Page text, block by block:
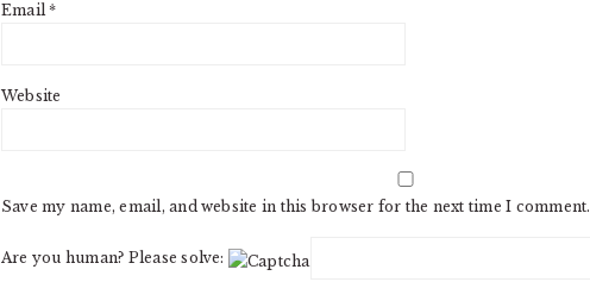
Email*
Website
Save my name, email, and website in this browser for the next time I comment.
Are you human? Please solve: